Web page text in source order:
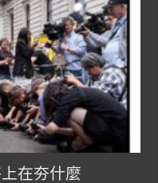
在夯什麼